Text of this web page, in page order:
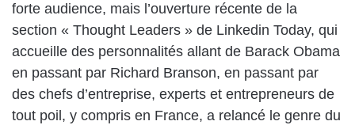
forte audience, mais l’ouverture récente de la
section « Thought Leaders » de Linkedin Today, qui
accueille des personnalités allant de Barack Obama
en passant par Richard Branson, en passant par
des chefs d’entreprise, experts et entrepreneurs de
tout poil, y compris en France, a relancé le genre du